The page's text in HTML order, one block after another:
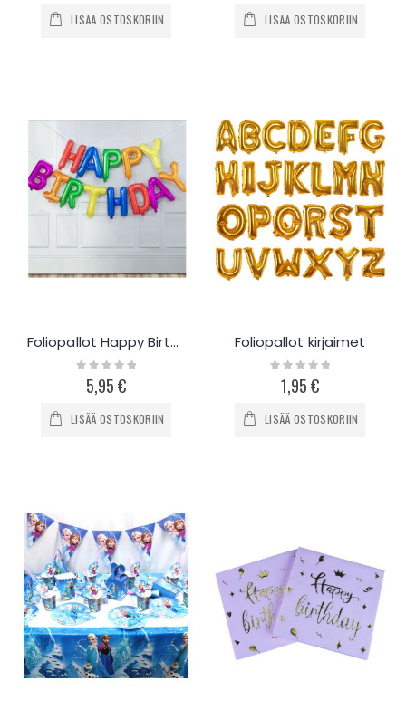
LISÄÄ OSTOSKORIIN LISÄÄ OSTOSKORIIN
Foliopallot Happy Birthday
Rating:
0%5,95 €
LISÄÄ OSTOSKORIIN
Foliopallot kirjaimet
Rating:
0%1,95 €
LISÄÄ OSTOSKORIIN